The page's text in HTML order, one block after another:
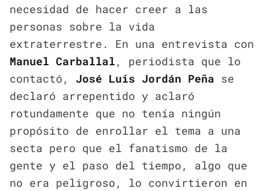
necesidad de hacer creer a las
personas sobre la vida
extraterrestre. En una entrevista con
Manuel Carballal , periodista que lo
contactó, José Luis Jordán Peña se
declaró arrepentido y aclaró
rotundamente que no tenía ningún
propósito de enrollar el tema a una
secta pero que el fanatismo de la
gente y el paso del tiempo, algo que
no era peligroso, lo convirtieron en